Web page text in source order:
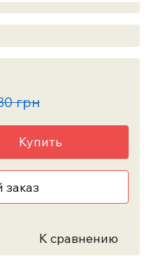
грн
Купить
К сравнению